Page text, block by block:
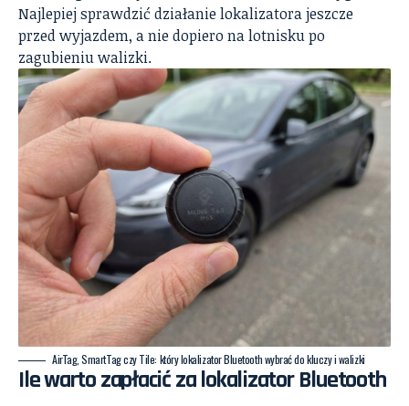
Najlepiej sprawdzić działanie lokalizatora jeszcze
przed wyjazdem, a nie dopiero na lotnisku po
zagubieniu walizki.
AirTag, SmartTag czy Tile: który lokalizator Bluetooth wybrać do kluczy i walizki
Ile warto zapłacić za lokalizator Bluetooth